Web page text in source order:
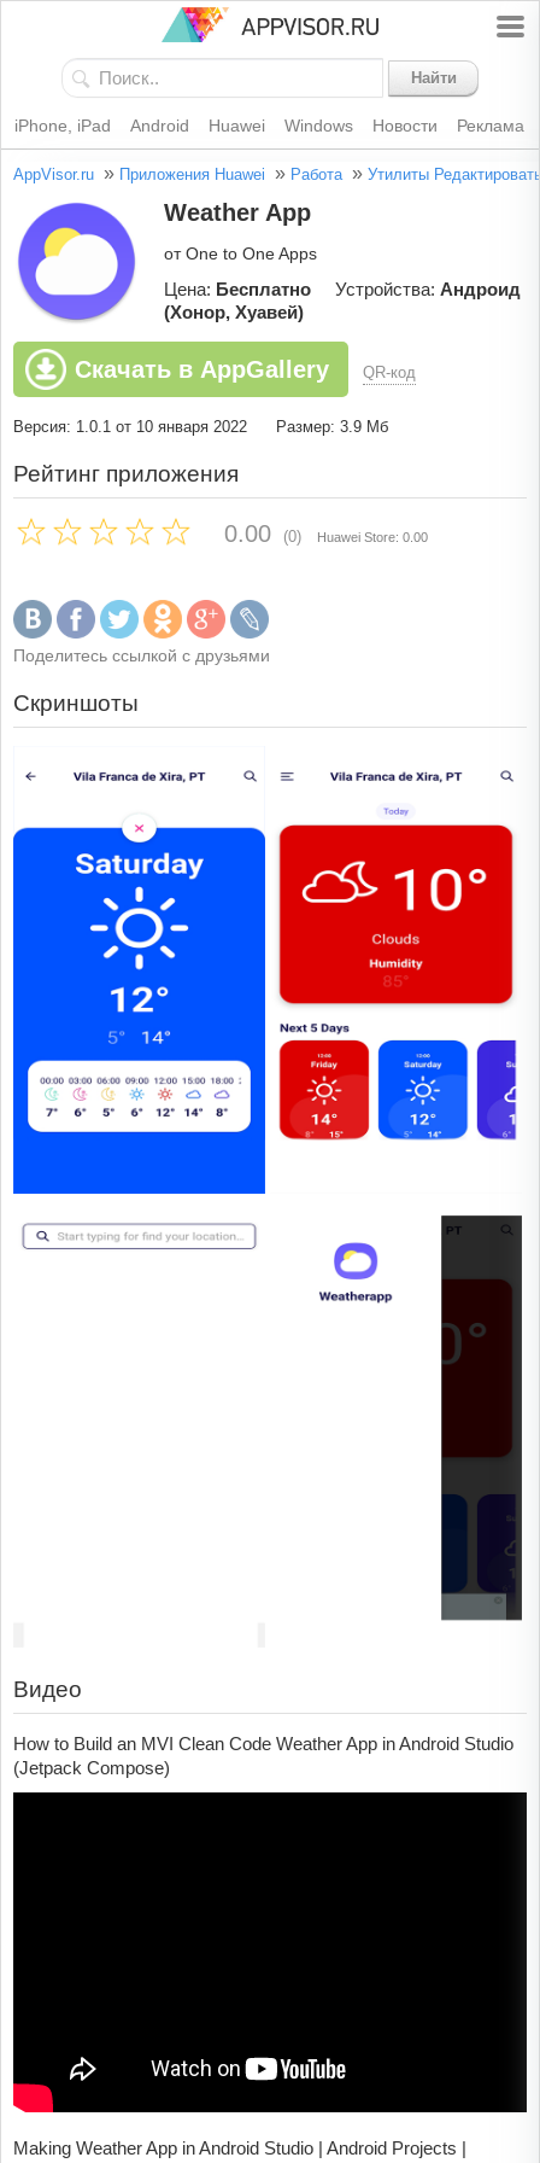
Найти
iPhone, iPad Android Huawei Windows Новости Реклама
AppVisor.ru » Приложения Huawei » Работа » Утилиты
Weather App
от One to One Apps
Цена: Бесплатно Устройства: Андроид
(Хонор, Хуавей)
Скачать в AppGallery QR-код
Версия: 1.0.1 от 10 января 2022 Размер: 3.9 Мб
Рейтинг приложения
0.00 (0) Huawei Store: 0.00
Поделитесь ссылкой с друзьями
Скриншоты
Видео
How to Build an MVI Clean Code Weather App in Android Studio
(Jetpack Compose)
Making Weather App in Android Studio | Android Projects |